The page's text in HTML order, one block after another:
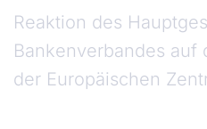
Reaktion des
Bankenverbandes auf
der Europäischen